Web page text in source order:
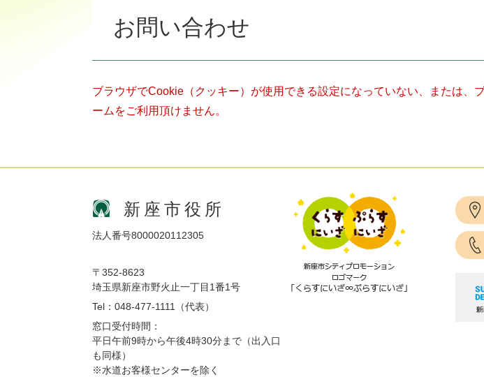
お問い合わせ
ブラウザでCookie（クッキー）が使用できる設定になっていない、または
ームをご利用頂けません。
新座市役所
法人番号8000020112305
〒352-8623
埼玉県新座市野火止一丁目1番1号
Tel：048-477-1111（代表）
窓口受付時間：
平日午前9時から午後4時30分まで（出入口
も同様）
※水道お客様センターを除く